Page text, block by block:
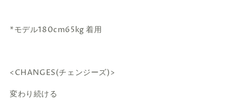
*モデル180cm65kg 着用
<CHANGES(チェンジーズ)>
変わり続ける